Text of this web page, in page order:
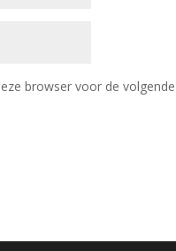
browser voor de